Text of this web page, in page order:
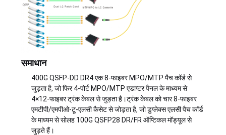
समाधान
400G QSFP-DD DR4 एक 8-फाइबर MPO/MTP पैच कॉर्ड से
जुड़ता है, जो फिर 4-पोर्ट MPO/MTP एडाप्टर पैनल के माध्यम से
4×12-फाइबर ट्रंक केबल से जुड़ता है।ट्रंक केबल को चार 8-फाइबर
एमटीपी/एमपीओ-टू-एलसी कैसेट से जोड़ता है, जो डुप्लेक्स एलसी पैच कॉर्ड
के माध्यम से सोलह 100G QSFP28 DR/FR ऑप्टिकल मॉड्यूल से
जुड़ते हैं।